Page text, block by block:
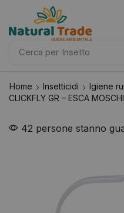
Cerca per Insetto
Home Insetticidi
Igiene
CLICKFLY GR – ESCA
42 persone stanno